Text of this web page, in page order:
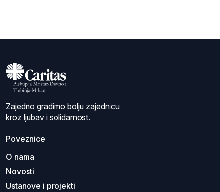
Zajedno gradimo bolju zajednicu
kroz ljubav i solidarnost.
Poveznice
O nama
Novosti
Ustanove i projekti